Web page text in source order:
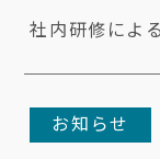
社内研修によ
お知らせ